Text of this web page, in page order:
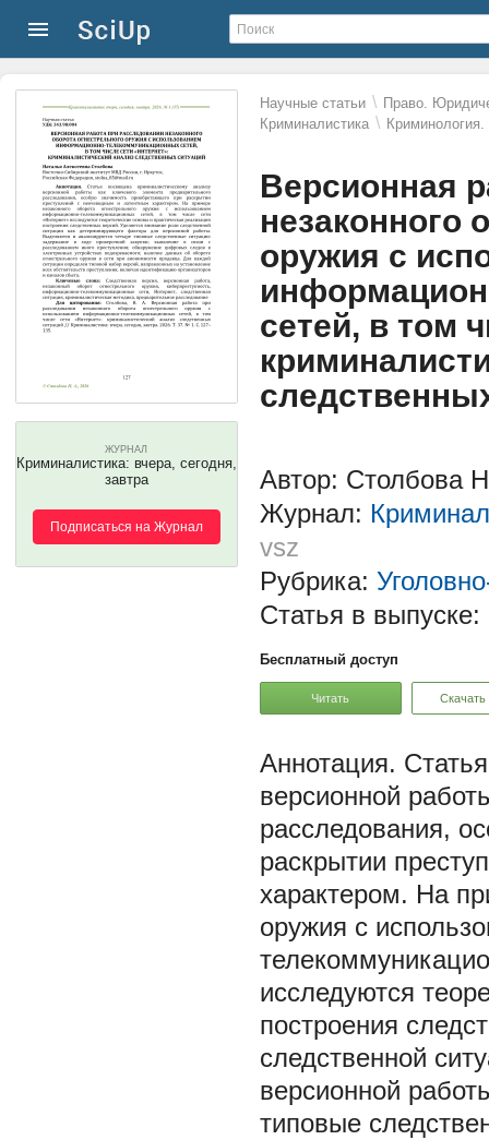
Научные статьи \ Право.
Криминалистика \
Версионная
незаконного
оружия с
сетей, в том
ЖУРНАЛ
Криминалистика: вчера, сегодня,
завтра
Подписаться на Журнал
Автор: Столбова
Журнал:
vsz
Рубрика:
Статья в выпуске:
Бесплатный доступ
Читать Скачать
версионной
расследования,
раскрытии
характером. На
оружия с
исследуются
построения
следственной
версионной
типовые